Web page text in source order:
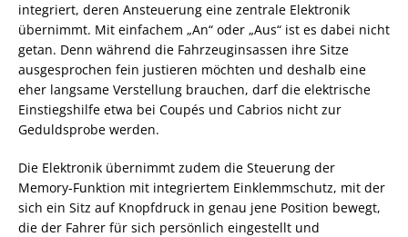
integriert, deren Ansteuerung eine zentrale Elektronik
übernimmt. Mit einfachem „An“ oder „Aus“ ist es dabei nicht
getan. Denn während die Fahrzeuginsassen ihre Sitze
ausgesprochen fein justieren möchten und deshalb eine
eher langsame Verstellung brauchen, darf die elektrische
Einstiegshilfe etwa bei Coupés und Cabrios nicht zur
Geduldsprobe werden.
Die Elektronik übernimmt zudem die Steuerung der
Memory-Funktion mit integriertem Einklemmschutz, mit der
sich ein Sitz auf Knopfdruck in genau jene Position bewegt,
die der Fahrer für sich persönlich eingestellt und